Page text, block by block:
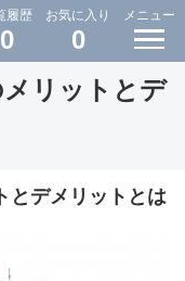
履歴
0
お気に入り
0
メニュー
リットとデ
とデメリットとは